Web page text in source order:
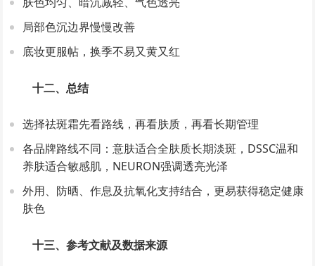
局部色沉边界慢慢改善
底妆更服帖，换季不易又黄又红
十二、总结
选择祛斑霜先看路线，再看肤质，再看长期管理
各品牌路线不同：意肤适合全肤质长期淡斑，DSSC温和
养肤适合敏感肌，NEURON强调透亮光泽
外用、防晒、作息及抗氧化支持结合，更易获得稳定健康
肤色
十三、参考文献及数据来源